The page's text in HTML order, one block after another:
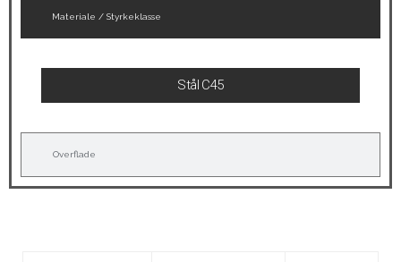
Materiale / Styrkeklasse
Overflade
Stål C45